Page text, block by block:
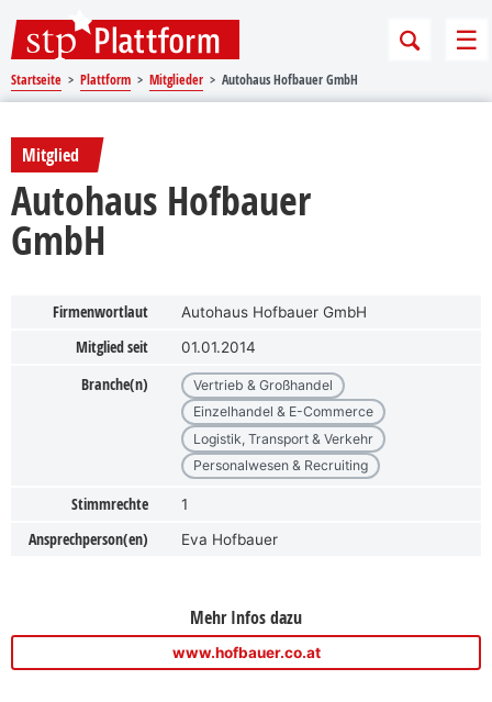
Startseite Plattform Mitglieder Autohaus Hofbauer GmbH
Mitglied
Autohaus Hofbauer
GmbH
Firmenwortlaut Autohaus Hofbauer GmbH
Mitglied seit 01.01.2014
Branche(n)
Vertrieb & Großhandel
Einzelhandel & E-Commerce
Logistik, Transport & Verkehr
Personalwesen & Recruiting
Stimmrechte 1
Ansprechperson(en) Eva Hofbauer
Mehr Infos dazu
www.hofbauer.co.at